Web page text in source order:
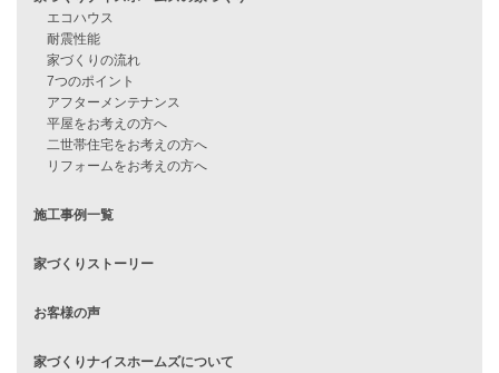
見学会情報
住宅ローン審査に落ちた方・